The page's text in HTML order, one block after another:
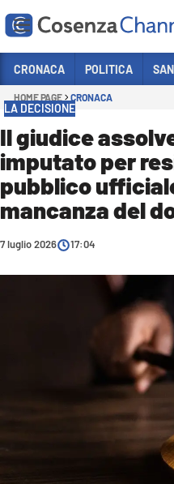
Sezioni
CRONACA
POLITICA
COSENZA CALCIO
ECONOMIA E LAVORO
ITALIA MONDO
SANITÀ
CRONACA POLITICA
HOME PAGE CRONACA
LA DECISIONE
Il giudice
imputato per
pubblico
mancanza del
7 luglio 2026 17:04